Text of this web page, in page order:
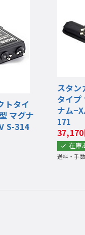
トタイ
マグナ
S-314
スタン
タイプ
ナム
171
在庫
送料・手